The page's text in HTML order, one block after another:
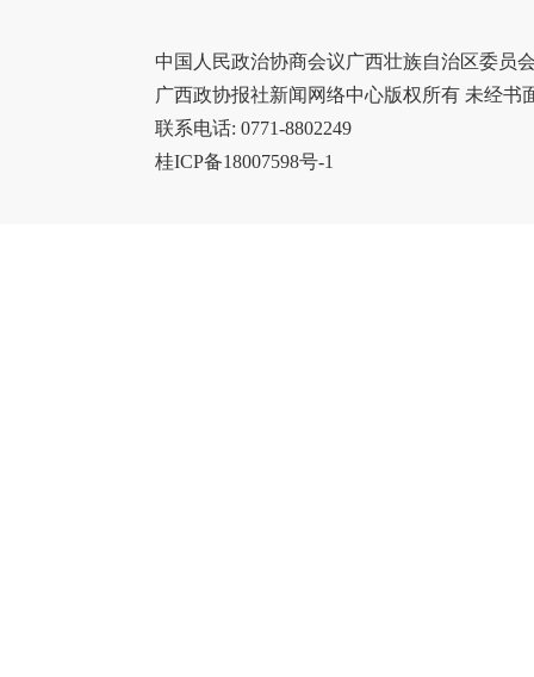
中国人民政治协商会议广西壮族自治区委员
广西政协报社新闻网络中心版权所有 未经书
联系电话: 0771-8802249
桂ICP备18007598号-1